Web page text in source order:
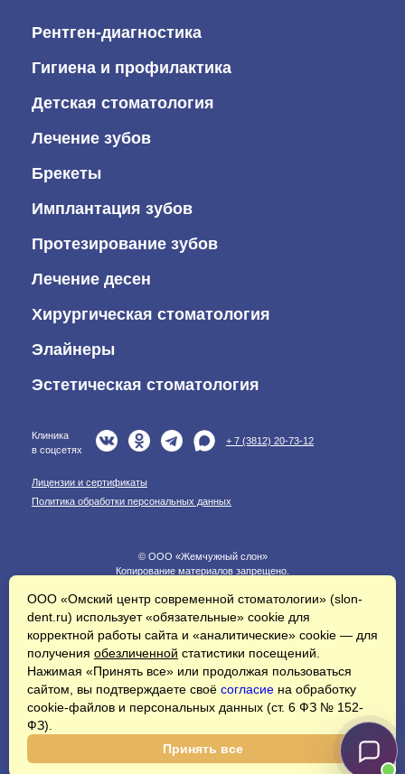
Рентген-диагностика
Гигиена и профилактика
Детская стоматология
Лечение зубов
Брекеты
Имплантация зубов
Протезирование зубов
Лечение десен
Хирургическая стоматология
Элайнеры
Эстетическая стоматология
Клиника
в соцсетях
+ 7 (3812) 20-73-12
Лицензии и сертификаты
Политика обработки персональных данных
© ООО «Жемчужный слон»
Копирование материалов запрещено.
* Информация на сайте не является публичной офертой. Вся
информация об услугах и ценах, предоставленная на нём, носит
исключительно информационный характер и ни при каких условиях не
является публичной офертой, определяемой положениями Статьи 437
Гражданского кодекса Российской Федерации. Для уточнения стоимости
услуг, проводимых акциях и их условиях, звоните по телефону +7 3812
20-76-13. Наш сайт использует файлы cookie с целью улучшения
работы сайта и предоставления более персонализированного
пользовательского опыта. Продолжая использовать наш сайт, вы
соглашаетесь с использованием файлов cookie в соответствии с нашей
Политикой конфиденциальности
ООО «Омский центр современной стоматологии» (slon-
dent.ru) использует «обязательные» cookie для
корректной работы сайта и «аналитические» cookie — для
получения обезличенной статистики посещений.
Нажимая «Принять все» или продолжая пользоваться
сайтом, вы подтверждаете своё согласие на обработку
cookie-файлов и персональных данных (ст. 6 ФЗ № 152-
ФЗ).
Принять все